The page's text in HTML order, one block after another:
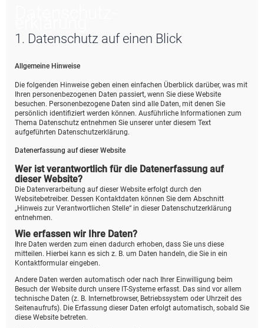
1. Datenschutz auf einen Blick
Allgemeine Hinweise
Die folgenden Hinweise geben einen einfachen Überblick darüber, was mit
Ihren personenbezogenen Daten passiert, wenn Sie diese Website
besuchen. Personenbezogene Daten sind alle Daten, mit denen Sie
persönlich identifiziert werden können. Ausführliche Informationen zum
Thema Datenschutz entnehmen Sie unserer unter diesem Text
aufgeführten Datenschutzerklärung.
Datenerfassung auf dieser Website
Wer ist verantwortlich für die Datenerfassung auf
dieser Website?
Die Datenverarbeitung auf dieser Website erfolgt durch den
Websitebetreiber. Dessen Kontaktdaten können Sie dem Abschnitt
„Hinweis zur Verantwortlichen Stelle“ in dieser Datenschutzerklärung
entnehmen.
Wie erfassen wir Ihre Daten?
Ihre Daten werden zum einen dadurch erhoben, dass Sie uns diese
mitteilen. Hierbei kann es sich z. B. um Daten handeln, die Sie in ein
Kontaktformular eingeben.
Andere Daten werden automatisch oder nach Ihrer Einwilligung beim
Besuch der Website durch unsere IT-Systeme erfasst. Das sind vor allem
technische Daten (z. B. Internetbrowser, Betriebssystem oder Uhrzeit des
Seitenaufrufs). Die Erfassung dieser Daten erfolgt automatisch, sobald Sie
diese Website betreten.